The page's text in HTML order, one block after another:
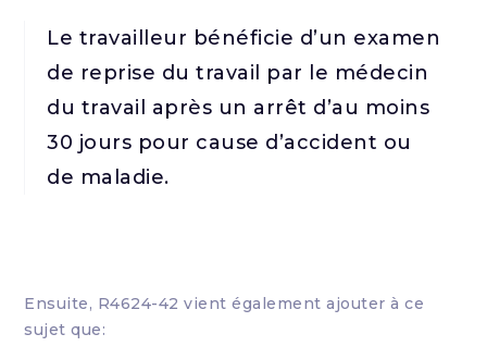
Le travailleur bénéficie d’un examen
de reprise du travail par le médecin
du travail après un arrêt d’au moins
30 jours pour cause d’accident ou
de maladie.
Ensuite, R4624-42 vient également ajouter à ce
sujet que: